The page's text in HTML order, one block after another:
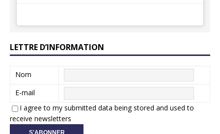
LETTRE D’INFORMATION
Nom
E-mail
I agree to my submitted data being stored and used to
receive newsletters